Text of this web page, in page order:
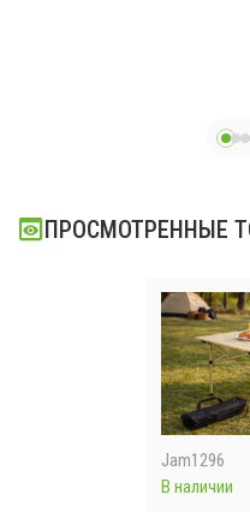
ПРОСМОТРЕННЫЕ
Jam1296
В наличии